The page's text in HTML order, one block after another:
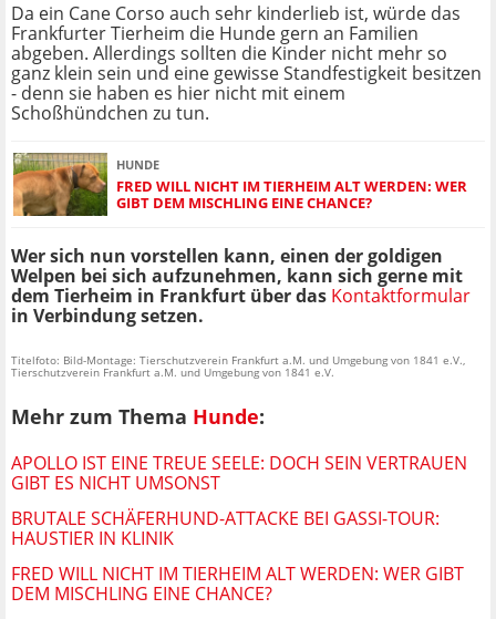
Da ein Cane Corso auch sehr kinderlieb ist, würde das
Frankfurter Tierheim die Hunde gern an Familien
abgeben. Allerdings sollten die Kinder nicht mehr so
ganz klein sein und eine gewisse Standfestigkeit besitzen
- denn sie haben es hier nicht mit einem
Schoßhündchen zu tun.
HUNDE
FRED WILL NICHT IM TIERHEIM ALT WERDEN: WER
GIBT DEM MISCHLING EINE CHANCE?
Wer sich nun vorstellen kann, einen der goldigen
Welpen bei sich aufzunehmen, kann sich gerne mit
dem Tierheim in Frankfurt über das Kontaktformular
in Verbindung setzen.
Titelfoto: Bild-Montage: Tierschutzverein Frankfurt a.M. und Umgebung von 1841 e.V.,
Tierschutzverein Frankfurt a.M. und Umgebung von 1841 e.V.
Mehr zum Thema Hunde:
APOLLO IST EINE TREUE SEELE: DOCH SEIN VERTRAUEN
GIBT ES NICHT UMSONST
BRUTALE SCHÄFERHUND-ATTACKE BEI GASSI-TOUR:
HAUSTIER IN KLINIK
FRED WILL NICHT IM TIERHEIM ALT WERDEN: WER GIBT
DEM MISCHLING EINE CHANCE?